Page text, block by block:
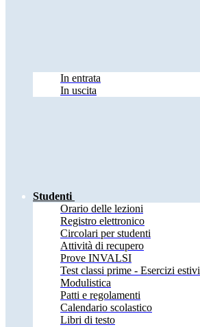
In entrata
In uscita
Studenti
Orario delle lezioni
Registro elettronico
Circolari per studenti
Attività di recupero
Prove INVALSI
Test classi prime - Esercizi estivi
Modulistica
Patti e regolamenti
Calendario scolastico
Libri di testo